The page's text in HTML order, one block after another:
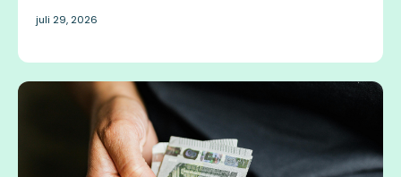
juli 29, 2026